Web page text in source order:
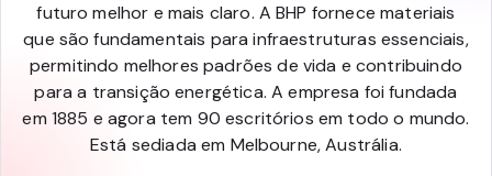
futuro melhor e mais claro. A BHP fornece materiais
que são fundamentais para infraestruturas essenciais,
permitindo melhores padrões de vida e contribuindo
para a transição energética. A empresa foi fundada
em 1885 e agora tem 90 escritórios em todo o mundo.
Está sediada em Melbourne, Austrália.